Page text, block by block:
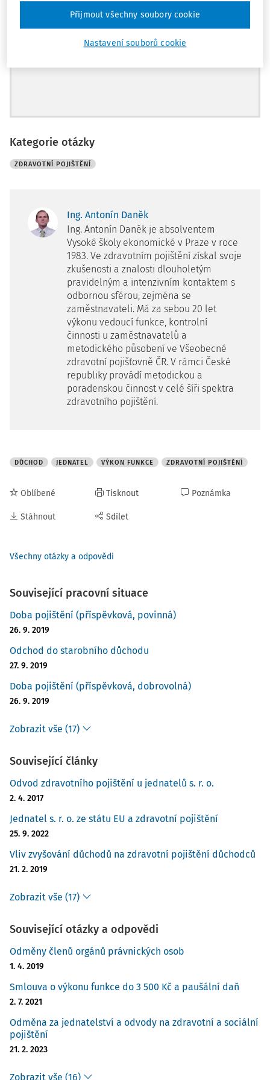
Archiv časopisů
Kategorie otázky
ZDRAVOTNÍ POJIŠTĚNÍ
Ing. Antonín Daněk
Ing. Antonín Daněk je absolventem
Vysoké školy ekonomické v Praze v roce
1983. Ve zdravotním pojištění získal svoje
zkušenosti a znalosti dlouholetým
pravidelným a intenzivním kontaktem s
odbornou sférou, zejména se
zaměstnavateli. Má za sebou 20 let
výkonu vedoucí funkce, kontrolní
činnosti u zaměstnavatelů a
metodického působení ve Všeobecné
zdravotní pojišťovně ČR. V rámci České
republiky provádí metodickou a
poradenskou činnost v celé šíři spektra
zdravotního pojištění.
DŮCHOD JEDNATEL VÝKON FUNKCE ZDRAVOTNÍ POJIŠTĚNÍ
Oblíbené
Stáhnout
Tisknout
Sdílet
Poznámka
Všechny otázky a odpovědi
Související pracovní situace
Doba pojištění (příspěvková, povinná)
26. 9. 2019
Odchod do starobního důchodu
27. 9. 2019
Doba pojištění (příspěvková, dobrovolná)
26. 9. 2019
Zobrazit vše (17)
Související články
Odvod zdravotního pojištění u jednatelů s. r. o.
2. 4. 2017
Jednatel s. r. o. ze státu EU a zdravotní pojištění
25. 9. 2022
Vliv zvyšování důchodů na zdravotní pojištění důchodců
21. 2. 2019
Zobrazit vše (17)
Související otázky a odpovědi
Odměny členů orgánů právnických osob
1. 4. 2019
Smlouva o výkonu funkce do 3 500 Kč a paušální daň
2. 7. 2021
Odměna za jednatelství a odvody na zdravotní a sociální
pojištění
21. 2. 2023
Zobrazit vše (16)
Nastavení souborů cookie
Přijmout všechny soubory cookie